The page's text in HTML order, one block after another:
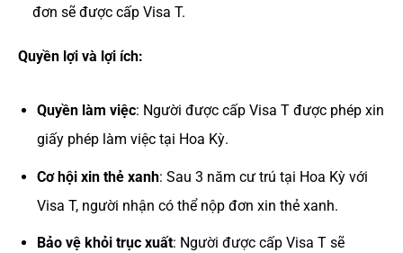
đơn sẽ được cấp Visa T.
Quyền lợi và lợi ích:
Quyền làm việc: Người được cấp Visa T được phép xin
giấy phép làm việc tại Hoa Kỳ.
Cơ hội xin thẻ xanh: Sau 3 năm cư trú tại Hoa Kỳ với
Visa T, người nhận có thể nộp đơn xin thẻ xanh.
Bảo vệ khỏi trục xuất: Người được cấp Visa T sẽ